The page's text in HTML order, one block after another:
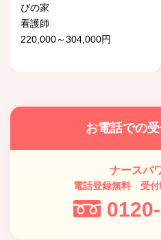
びの家
看護師
220,000～304,000円
お電話での
ナースパ
電話登録無料 受